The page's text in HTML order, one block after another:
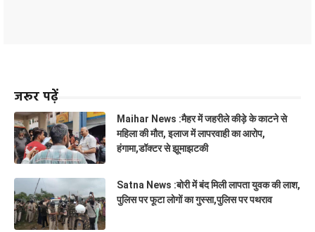
जरूर पढ़ें
Maihar News :मैहर में जहरीले कीड़े के काटने से
महिला की मौत, इलाज में लापरवाही का आरोप,
हंगामा,डॉक्टर से झूमाझटकी
Satna News :बोरी में बंद मिली लापता युवक की लाश,
पुलिस पर फूटा लोगों का गुस्सा,पुलिस पर पथराव